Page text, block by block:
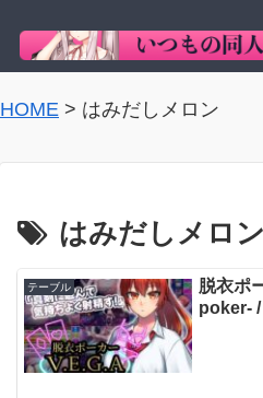
HOME > はみだしメロン
はみだしメロン
テーブル
脱衣ポ
poker-